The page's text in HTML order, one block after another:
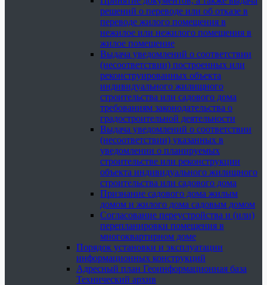
решений о переводе или об отказе в
переводе жилого помещения в
нежилое или нежилого помещения в
жилое помещение
Выдача уведомлений о соответствии
(несоответствии) построенных или
реконструированных объекта
индивидуального жилищного
строительства или садового дома
требованиям законодательства о
градостроительной деятельности
Выдача уведомлений о соответствии
(несоответствии) указанных в
уведомлении о планируемых
строительстве или реконструкции
объекта индивидуального жилищного
строительства или садового дома
Признание садового дома жилым
домом и жилого дома садовым домом
Согласование переустройства и (или)
перепланировки помещения в
многоквартирном доме
Порядок установки и эксплуатации
информационных конструкций
Адресный план Геоинформационная база
Технический архив